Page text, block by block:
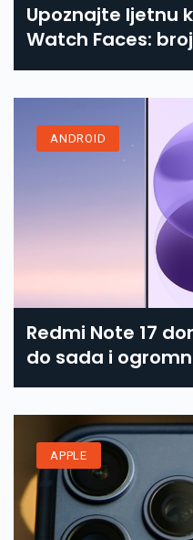
Upoznajte ljetnu
Watch Faces:
svaki trenutak
ANDROID
Redmi Note 17
do sada i
APPLE